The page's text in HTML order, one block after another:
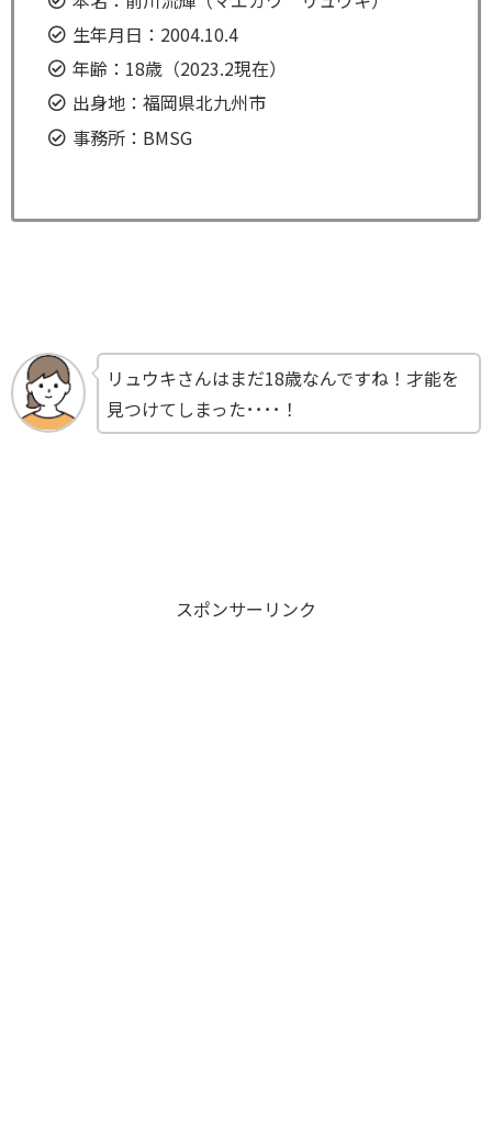
生年月日：2004.10.4
年齢：18歳（2023.2現在）
出身地：福岡県北九州市
事務所：BMSG
リュウキさんはまだ18歳なんですね！才能を
見つけてしまった････！
スポンサーリンク